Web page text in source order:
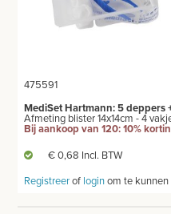
THUISZORG
APPARATUUR EN DIAGNOSE
VERBRUIKSMATERIAAL
MEUBILAIR -
INSTRUMENTEN - INOX GERIEF
475591
MediSet Hartmann: 5 deppers
Afmeting blister 14x14cm - 4
Bij aankoop van 120: 10%
€ 0,68 Incl. BTW
Registreerof loginom te